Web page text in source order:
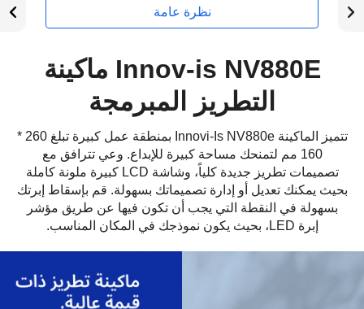
نظرة عامة
Innov-is NV880E ماكينة
التطريز المبرمجة
تتميز الماكينة Innovi-Is NV880e بمنطقة عمل كبيرة تبلغ 260 *
160 مم لتمنحك مساحة كبيرة للإبداع. وعي تترافق مع
تصميمات تطريز جديدة كلياً، وشاشة LCD كبيرة ملونة كاملة
بحيث يمكنك تعديل أو إدارة تصميماتك بسهولة. قم بإسقاط إبرتك
بسهولة في النقطة التي يجب أن تكون فيها عن طريق مؤشر
إبرة LED، بحيث يكون نموذجك في المكان المناسب.